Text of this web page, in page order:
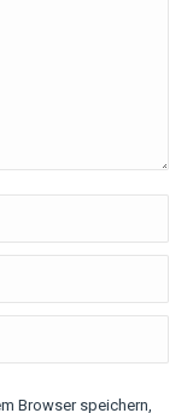
Browser speichern,